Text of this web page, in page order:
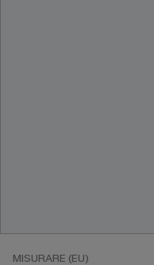
MISURARE (EU)